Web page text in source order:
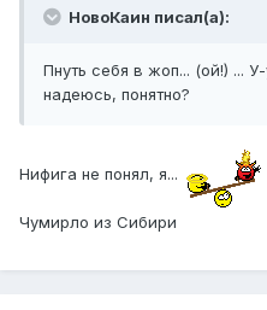
НовоКаин писал(а):
Пнуть себя в жоп... (ой!) ...
надеюсь, понятно?
Нифига не понял, я...
Чумирло из Сибири